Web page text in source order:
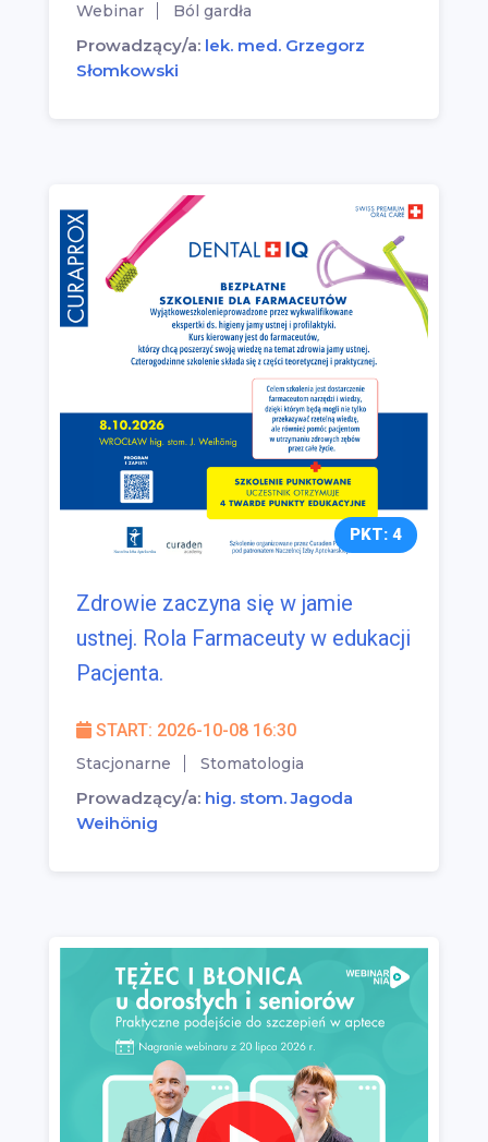
Webinar Ból gardła
Prowadzący/a: lek. med. Grzegorz
Słomkowski
PKT: 4
Zdrowie zaczyna się w jamie
ustnej. Rola Farmaceuty w edukacji
Pacjenta.
START: 2026-10-08 16:30
Stacjonarne Stomatologia
Prowadzący/a: hig. stom. Jagoda
Weihönig